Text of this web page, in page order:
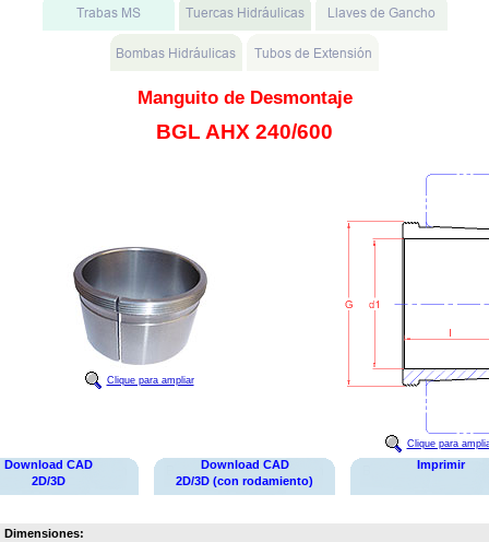
Manguito de Desmontaje
BGL AHX 240/600
Clique para ampliar
Clique para
Download CAD
2D/3D
Download CAD
2D/3D (con rodamiento)
Imprimir
Dimensiones: